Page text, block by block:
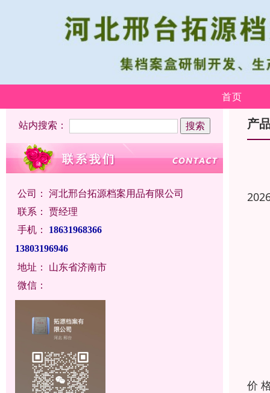
首页
站内搜索：
公司： 河北邢台拓源档案用品有限公司
联系： 贾经理
手机：
18631968366
13803196946
地址： 山东省济南市
微信：
产
价